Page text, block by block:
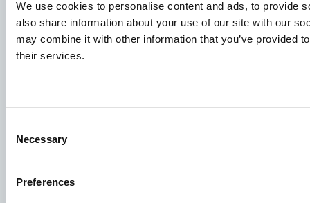
We use cookies to personalise content and ads, to provide
also share information about your use of our site with our
may combine it with other information that you’ve provided
their services.
Selection
Necessary
Preferences
Concepte de furaje
Schimbul de cunoștințe
Pentru a vă asigura că aplicația dvs. ajunge la locul potrivit,
postul care vă interesează. Așteptăm cu nerăbdare să o